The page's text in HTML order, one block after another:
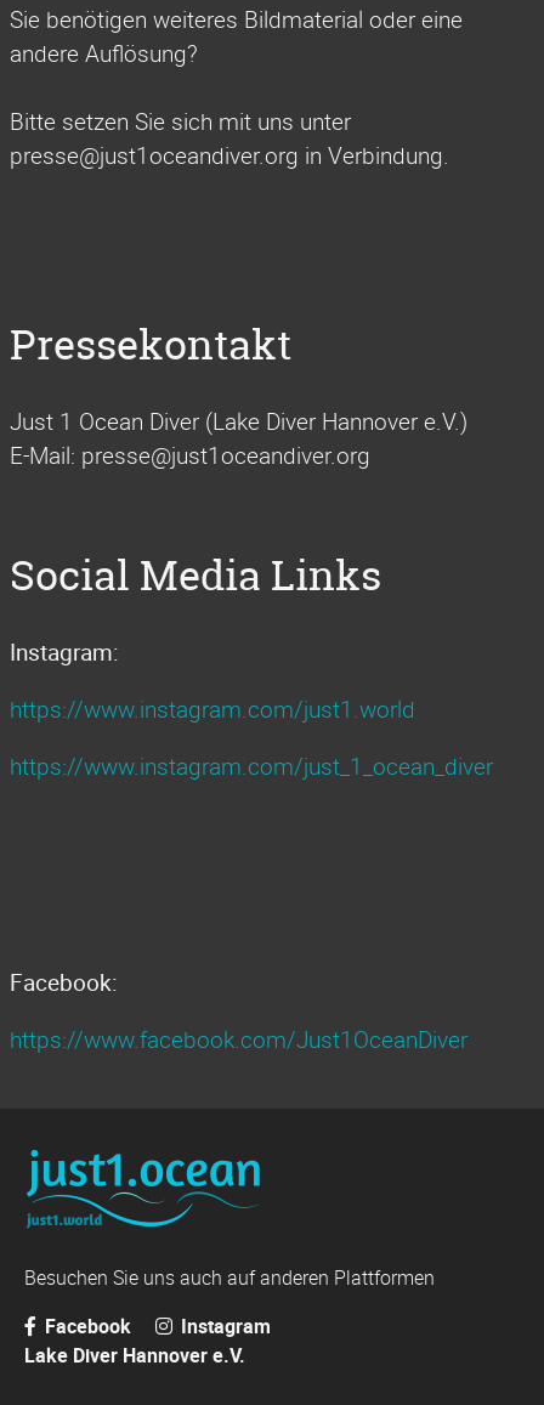
Sie benötigen weiteres Bildmaterial oder eine
andere Auflösung?
Bitte setzen Sie sich mit uns unter
presse@just1oceandiver.org in Verbindung.
Pressekontakt
Just 1 Ocean Diver (Lake Diver Hannover e.V.)
E-Mail: presse@just1oceandiver.org
Social Media Links
Instagram:
https://www.instagram.com/just1.world
https://www.instagram.com/just_1_ocean_diver
Facebook:
https://www.facebook.com/Just1OceanDiver
Besuchen Sie uns auch auf anderen Plattformen
Facebook
Instagram
Lake Diver Hannover e.V.